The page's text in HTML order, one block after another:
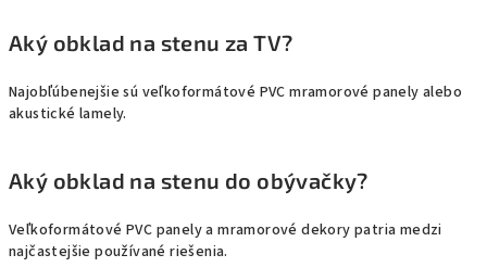
Aký obklad na stenu za TV?
Najobľúbenejšie sú veľkoformátové PVC mramorové panely alebo
akustické lamely.
Aký obklad na stenu do obývačky?
Veľkoformátové PVC panely a mramorové dekory patria medzi
najčastejšie používané riešenia.